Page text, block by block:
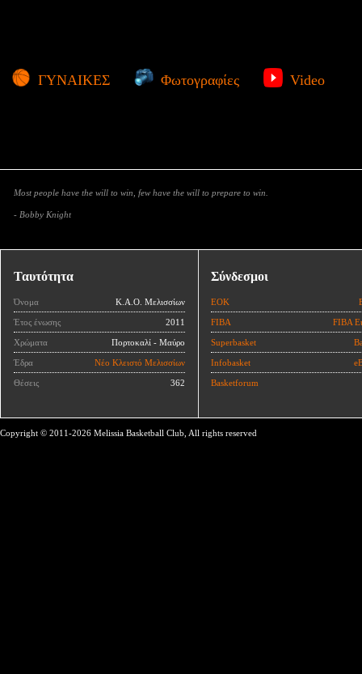
ΓΥΝΑΙΚΕΣ Φωτογραφίες Video
Most people have the will to win, few have the will to prepare to win.
- Bobby Knight
Ταυτότητα
Όνομα Κ.Α.Ο. Μελισσίων
Έτος ένωσης 2011
Χρώματα Πορτοκαλί - Μαύρο
Έδρα Νέο Κλειστό Μελισσίων
Θέσεις 362
Σύνδεσμοι
ΕΟΚ
FIBA FIBA
Superbasket
Infobasket
Basketforum
Copyright © 2011-2026 Melissia Basketball Club, All rights reserved